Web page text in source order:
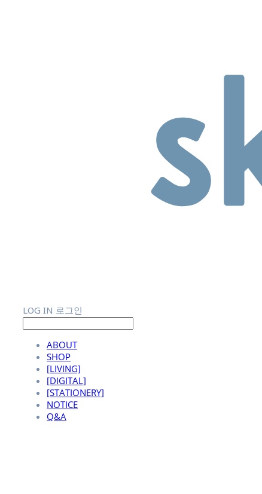
LOG IN 로그인
ABOUT
SHOP
[LIVING]
[DIGITAL]
[STATIONERY]
NOTICE
Q&A